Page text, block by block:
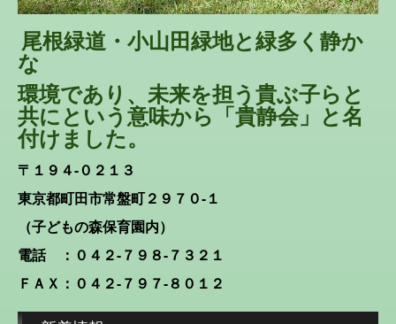
尾根緑道・小山田緑地と緑多く静か
な
環境であり、未来を担う貴ぶ子らと
共にという意味から「貴静会」と名
付けました。
〒１９４-０２１３
東京都町田市常盤町２９７０-１
（子どもの森保育園内）
電話 ： ０４２-７９８-７３２１
ＦＡＸ： ０４２-７９７-８０１２